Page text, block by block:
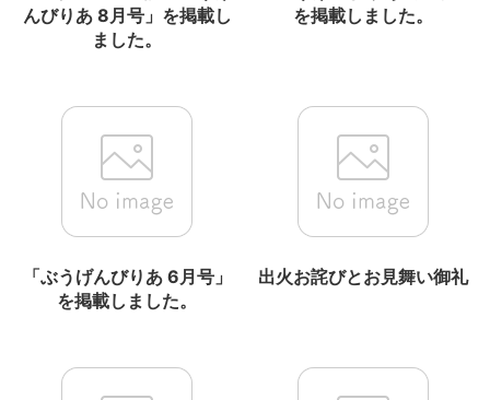
んびりあ 8月号」を掲載し
ました。
を掲載しました。
「ぶうげんびりあ 6月号」
を掲載しました。
出火お詫びとお見舞い御礼